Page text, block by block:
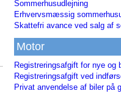
Sommerhusudlejning
Erhvervsmæssig
Skattefri avance ved salg af
Motor
Registreringsafgift for nye og
Registreringsafgift ved
Privat anvendelse af biler på